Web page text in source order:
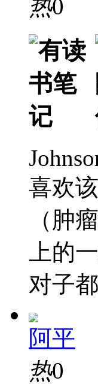
热0
喜欢
（肿
上的
对子
阿平
热0